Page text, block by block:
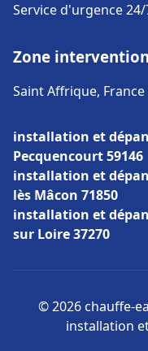
Service d'urgence
Zone intervention
Saint Affrique, France
installation et
Pecquencourt 59146
installation et
lès Mâcon 71850
installation et
sur Loire 37270
© 2026 chauffe-
installation